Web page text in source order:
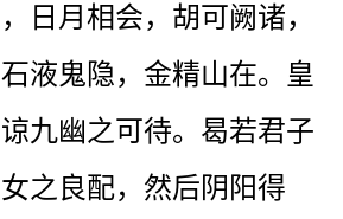
日月相会，胡可阙诸，
液鬼隐，金精山在。皇
九幽之可待。曷若君子
之良配，然后阴阳得